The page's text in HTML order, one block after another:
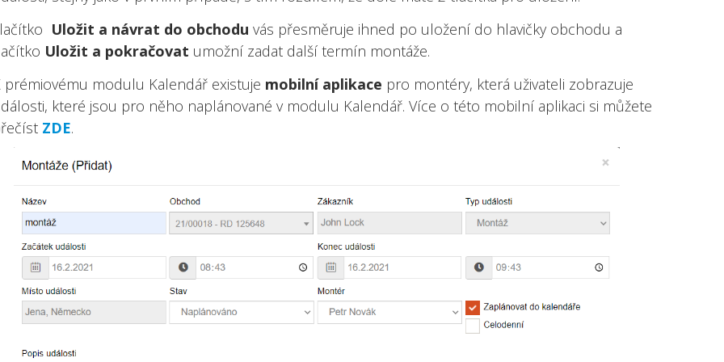
Uložit a návrat do obchodu vás přesměruje ihned po uložení do hlavičky obchodu a
Uložit a pokračovat umožní zadat další termín montáže.
prémiovému modulu Kalendář existuje mobilní aplikace pro montéry, která uživateli zobrazuje
které jsou pro něho naplánované v modulu Kalendář. Více o této mobilní aplikaci si můžete
ZDE.